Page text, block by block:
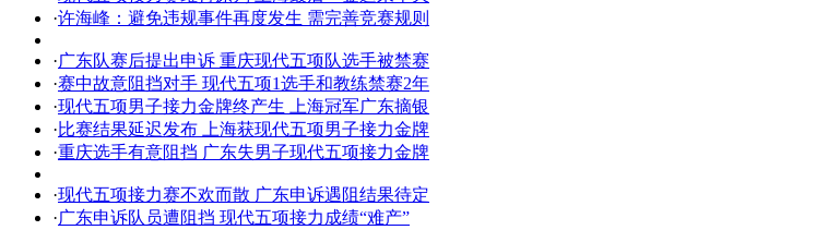
·许海峰：避免违规事件再度发生 需完善竞赛规则
·广东队赛后提出申诉 重庆现代五项队选手被禁赛
·赛中故意阻挡对手 现代五项1选手和教练禁赛2年
·现代五项男子接力金牌终产生 上海冠军广东摘银
·比赛结果延迟发布 上海获现代五项男子接力金牌
·重庆选手有意阻挡 广东失男子现代五项接力金牌
·现代五项接力赛不欢而散 广东申诉遇阻结果待定
·广东申诉队员遭阻挡 现代五项接力成绩“难产”